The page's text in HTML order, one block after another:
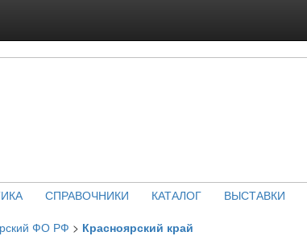
СПРАВОЧНИКИ КАТАЛОГ ВЫСТАВКИ
ФО РФ > Красноярский край